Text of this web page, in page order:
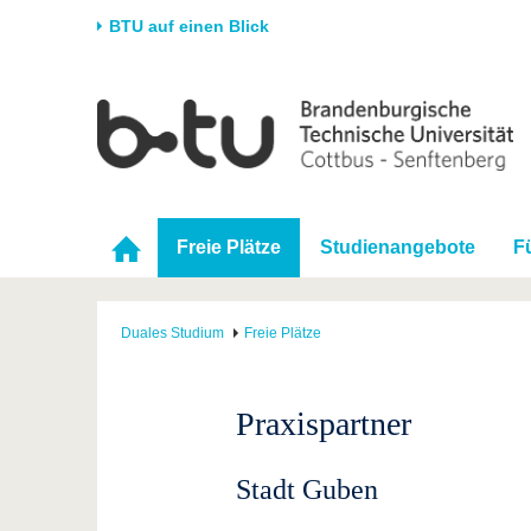
BTU auf einen Blick
Universität
Karriere & Engagement
Forschung
Forschungsprofil
Förderung Im
Freie Plätze Studienangebote
Duales Studium Freie Plätze
Praxispartner
Stadt Guben